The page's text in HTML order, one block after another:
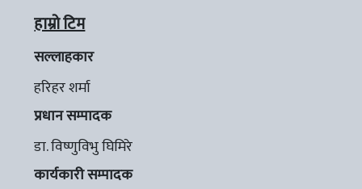
हाम्रो टिम
सल्लाहकार
हरिहर शर्मा
प्रधान सम्पादक
डा. विष्णुविभु घिमिरे
कार्यकारी सम्पादक